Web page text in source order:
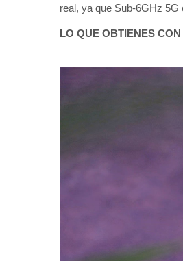
real, ya que Sub-6GHz
LO QUE OBTIENES